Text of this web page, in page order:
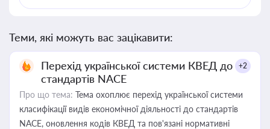
Теми, які можуть вас зацікавити:
Перехід української системи КВЕД до
стандартів NACE
+2
Про що тема: Тема охоплює перехід української системи
класифікації видів економічної діяльності до стандартів
NACE, оновлення кодів КВЕД та пов'язані нормативні